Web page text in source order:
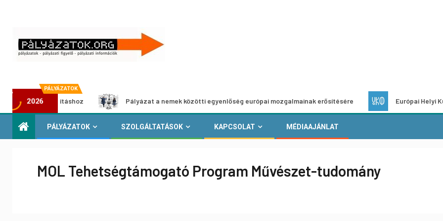
PÁLYÁZATOK
2026
kiállításhoz Pályázat a nemek közötti egyenlőség európai mozgalmainak erősítésére Európai Helyi Kultúra
PÁLYÁZATOK SZOLGÁLTATÁSOK KAPCSOLAT MÉDIAAJÁNLAT
MOL Tehetségtámogató Program Művészet-tudomány